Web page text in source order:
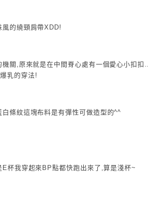
的繞頸肩帶XDD!
機關,原來就是在中間脊心處有一個愛心小扣
乳的穿法!
條紋這塊布料是有彈性可做造型的^^
杯我穿起來BP點都快跑出來了,算是淺杯~